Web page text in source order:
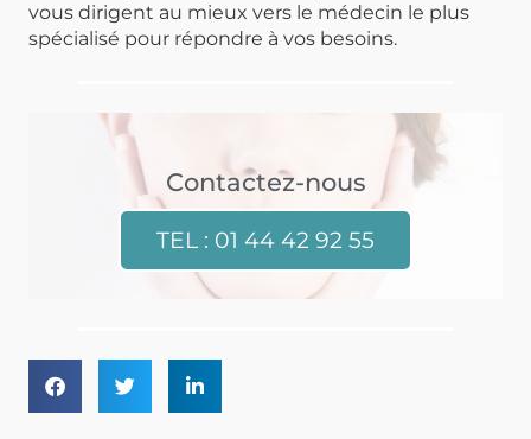
vous dirigent au mieux vers le médecin le plus
spécialisé pour répondre à vos besoins.
Contactez-nous
TEL : 01 44 42 92 55